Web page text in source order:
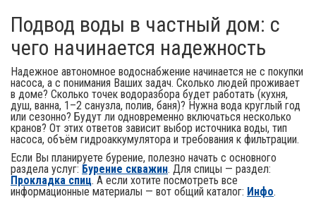
Подвод воды в частный дом: с
чего начинается надежность
Надежное автономное водоснабжение начинается не с покупки
насоса, а с понимания Ваших задач. Сколько людей проживает
в доме? Сколько точек водоразбора будет работать (кухня,
душ, ванна, 1–2 санузла, полив, баня)? Нужна вода круглый год
или сезонно? Будут ли одновременно включаться несколько
кранов? От этих ответов зависит выбор источника воды, тип
насоса, объём гидроаккумулятора и требования к фильтрации.
Если Вы планируете бурение, полезно начать с основного
раздела услуг: Бурение скважин. Для спицы — раздел:
Прокладка спиц. А если хотите посмотреть все
информационные материалы — вот общий каталог: Инфо.